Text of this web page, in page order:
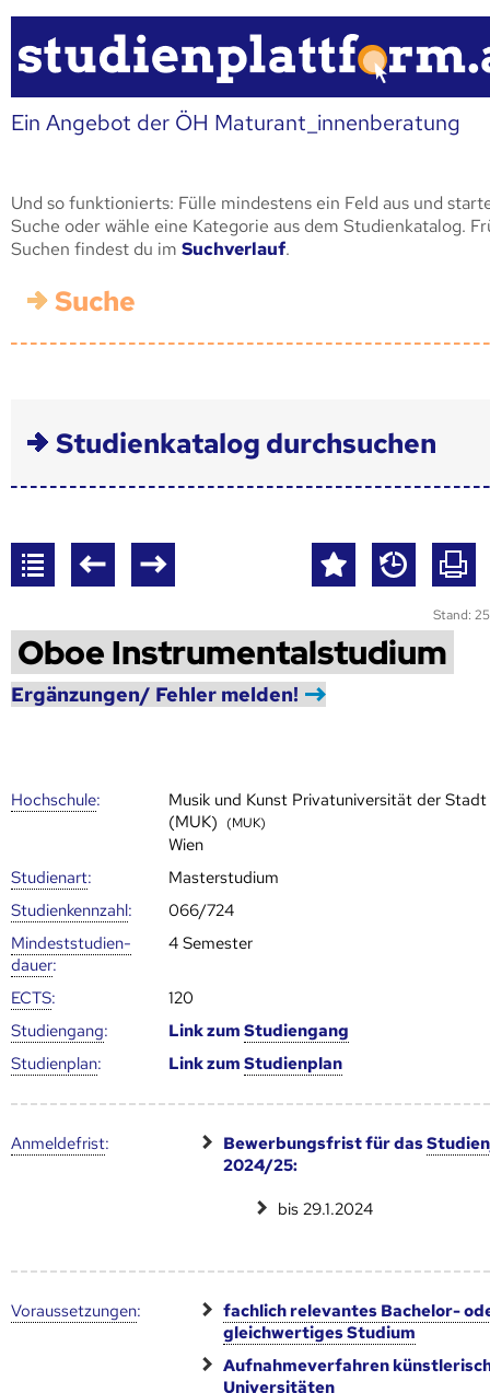
Ein Angebot der ÖH Maturant_innenberatung
Und so funktionierts: Fülle mindestens ein Feld aus und
Suche oder wähle eine Kategorie aus dem Studienkatalog.
Suchen findest du im Suchverlauf.
Suche
Studienkatalog durchsuchen
Stand:
Oboe Instrumentalstudium
Ergänzungen/ Fehler melden!
Hoch­schule:
Musik und Kunst Privatuniversität der Stadt
(MUK)
(MUK)
Wien
Studienart:
Masterstudium
Studien­kenn­zahl:
066/724
Mindest­studien­
dauer:
4 Semester
ECTS:
120
Studien­gang: Link zumStudien­gang
Studien­plan: Link zumStudien­plan
Anmelde­frist: Bewerbungsfrist für das
2024/25:
bis 29.1.2024
Voraus­setzungen:
fachlich relevantes Bachelor-
gleichwertiges Studium
Aufnahmeverfahren
Universitäten